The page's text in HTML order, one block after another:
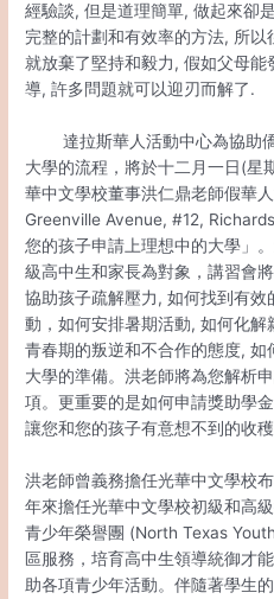
經驗談, 但是道理簡單, 做起來卻
完整的計劃和有效率的方法, 所
就放棄了堅持和毅力, 假如父母
導, 許多問題就可以迎刃而解了.
達拉斯華人活動中心為協助僑
大學的流程，將於十二月一日(星
華中文學校董事洪仁鼎老師假華
Greenville Avenue, #12,
您的孩子申請上理想中的大學」
級高中生和家長為對象，講習會
協助孩子疏解壓力, 如何找到有
動，如何安排暑期活動, 如何化
青春期的叛逆和不合作的態度,
大學的準備。洪老師將為您解析
項。更重要的是如何申請獎助學
讓您和您的孩子有意想不到的收
洪老師曾義務擔任光華中文學校
年來擔任光華中文學校初級和高
青少年榮譽團 (North Texas
區服務，培育高中生領導統御才
助各項青少年活動。伴隨著學生